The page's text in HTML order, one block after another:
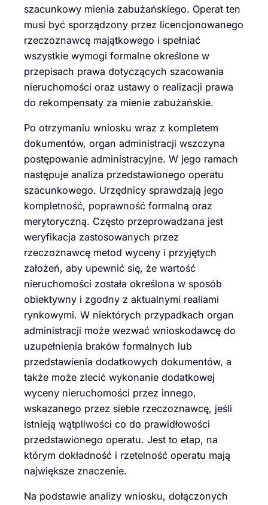
szacunkowy mienia zabużańskiego. Operat ten
musi być sporządzony przez licencjonowanego
rzeczoznawcę majątkowego i spełniać
wszystkie wymogi formalne określone w
przepisach prawa dotyczących szacowania
nieruchomości oraz ustawy o realizacji prawa
do rekompensaty za mienie zabużańskie.
Po otrzymaniu wniosku wraz z kompletem
dokumentów, organ administracji wszczyna
postępowanie administracyjne. W jego ramach
następuje analiza przedstawionego operatu
szacunkowego. Urzędnicy sprawdzają jego
kompletność, poprawność formalną oraz
merytoryczną. Często przeprowadzana jest
weryfikacja zastosowanych przez
rzeczoznawcę metod wyceny i przyjętych
założeń, aby upewnić się, że wartość
nieruchomości została określona w sposób
obiektywny i zgodny z aktualnymi realiami
rynkowymi. W niektórych przypadkach organ
administracji może wezwać wnioskodawcę do
uzupełnienia braków formalnych lub
przedstawienia dodatkowych dokumentów, a
także może zlecić wykonanie dodatkowej
wyceny nieruchomości przez innego,
wskazanego przez siebie rzeczoznawcę, jeśli
istnieją wątpliwości co do prawidłowości
przedstawionego operatu. Jest to etap, na
którym dokładność i rzetelność operatu mają
największe znaczenie.
Na podstawie analizy wniosku, dołączonych